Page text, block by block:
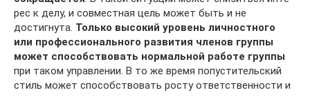
рес к делу, и совместная цель может быть и не
достигнута. Только высокий уровень личностного
или профессионального развития членов группы
может способствовать нормальной работе группы
при таком управлении. В то же время попустительский
стиль мо­жет способствовать росту ответственности и